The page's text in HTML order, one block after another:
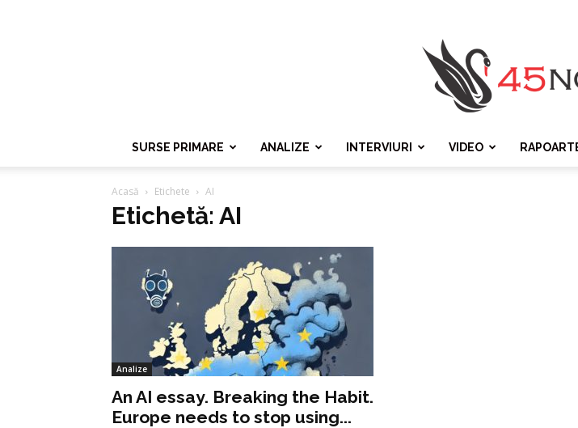
SURSE PRIMARE ANALIZE INTERVIURI VIDEO
Acasă Etichete AI
Etichetă: AI
Analize
An AI essay. Breaking the Habit.
Europe needs to stop using...